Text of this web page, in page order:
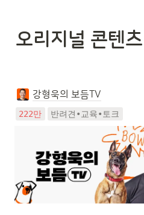
오리지널 콘텐
강형욱의 보듬TV
222만 반려견•교육•토크